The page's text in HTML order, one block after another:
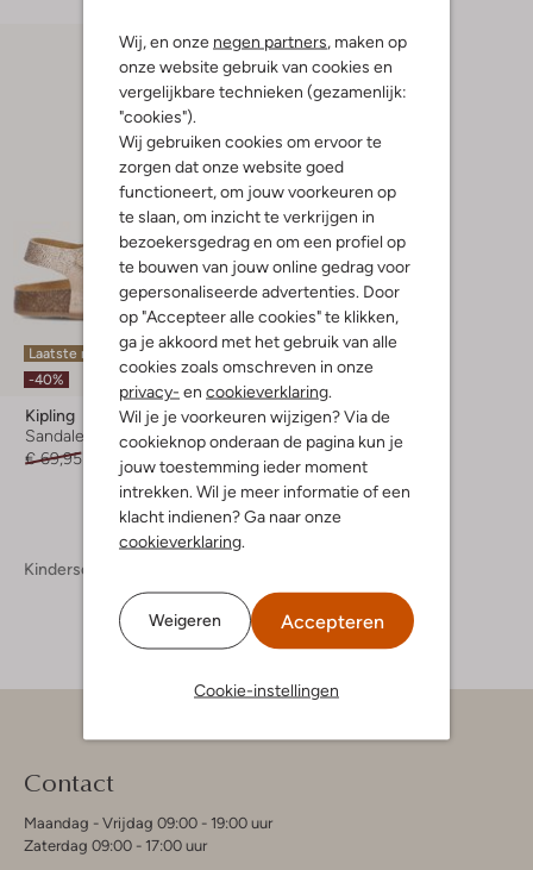
Wij, en onze negen partners , maken op
onze website gebruik van cookies en
vergelijkbare technieken (gezamenlijk:
"cookies").
Wij gebruiken cookies om ervoor te
zorgen dat onze website goed
functioneert, om jouw voorkeuren op
te slaan, om inzicht te verkrijgen in
bezoekersgedrag en om een profiel op
te bouwen van jouw online gedrag voor
gepersonaliseerde advertenties. Door
op "Accepteer alle cookies" te klikken,
ga je akkoord met het gebruik van alle
cookies zoals omschreven in onze
privacy- en cookieverklaring
Wil je je voorkeuren wijzigen? Via de
cookieknop onderaan de pagina kun je
jouw toestemming ieder moment
intrekken. Wil je meer informatie of een
klacht indienen? Ga naar onze
cookieverklaring
Weigeren Accepteren
Cookie-instellingen
Laatste maten
-40%
Kipling
Sandalen
€ 69,95
€ 41,99
Kinderschoenen
Contact
Maandag - Vrijdag 09:00 - 19:00 uur
Zaterdag 09:00 - 17:00 uur